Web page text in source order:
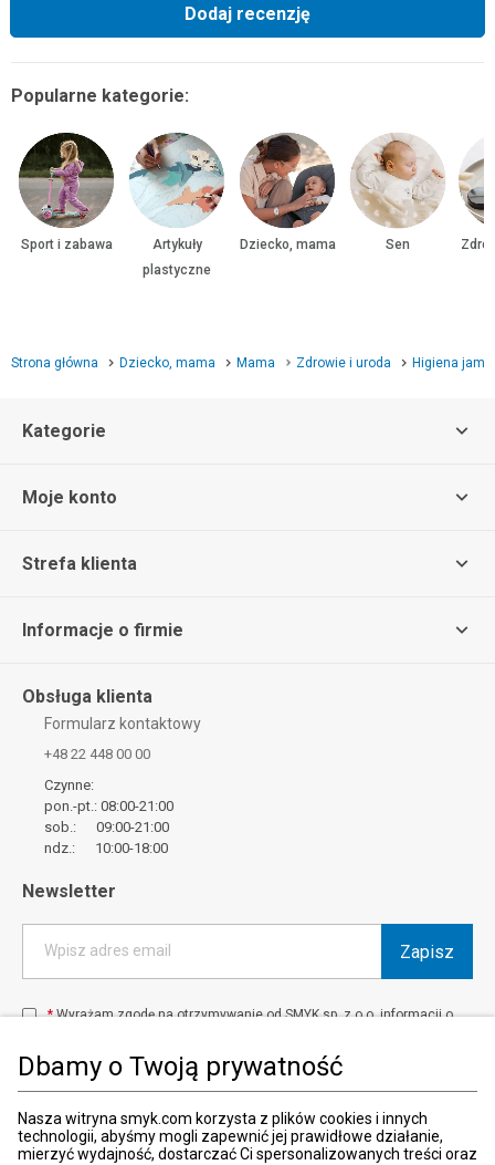
Dbamy o Twoją prywatność
Nasza witryna smyk.com korzysta z plików cookies i innych
technologii, abyśmy mogli zapewnić jej prawidłowe działanie,
mierzyć wydajność, dostarczać Ci spersonalizowanych treści oraz
Dodaj recenzję
Popularne kategorie:
Sport i zabawa
Artykuły
plastyczne
Dziecko, mama Sen
Strona główna Dziecko, mama Mama Zdrowie i uroda Higiena
Kategorie
Moje konto
Strefa klienta
Informacje o firmie
Obsługa klienta
Formularz kontaktowy
+48 22 448 00 00
Czynne:
pon.-pt.: 08:00-21:00
sob.: 09:00-21:00
ndz.: 10:00-18:00
Newsletter
Wpisz adres email Zapisz
*Wyrażam zgodę na otrzymywanie od SMYK sp. z o.o. informacji o
elektronicznej (e-mail).
W każdej chwili możesz z łatwością cofnąć wyrażone zgody.